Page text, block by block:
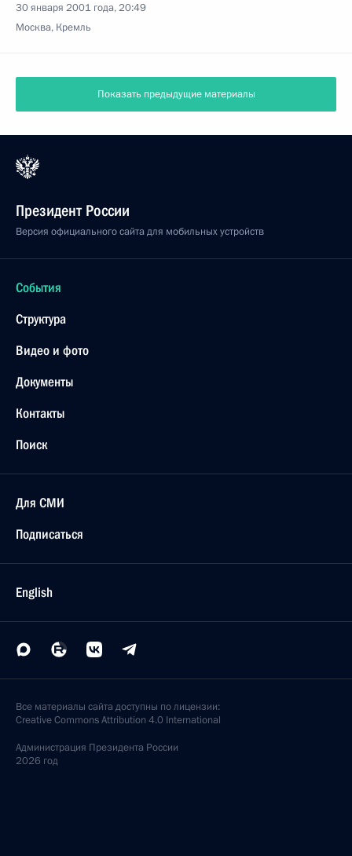
30 января 2001 года, 20:49
Москва, Кремль
Показать предыдущие материалы
Президент России
Версия официального сайта для мобильных устройств
События
Структура
Видео и фото
Документы
Контакты
Поиск
Для СМИ
Подписаться
English
Все материалы сайта доступны по лицензии:
Creative Commons Attribution 4.0 International
Администрация Президента России
2026 год